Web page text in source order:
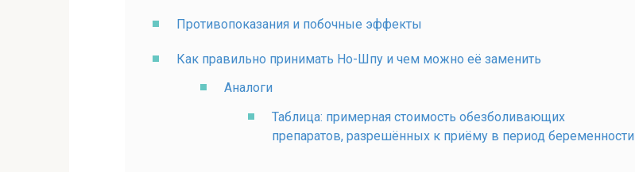
Противопоказания и побочные эффекты
Как правильно принимать Но-Шпу и чем можно её заменить
Аналоги
Таблица: примерная стоимость обезболивающих
препаратов, разрешённых к приёму в период беременности